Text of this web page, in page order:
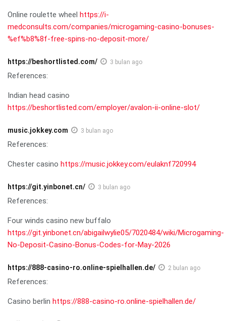
Online roulette wheel https://i-
medconsults.com/companies/microgaming-casino-bonuses-
%ef%b8%8f-free-spins-no-deposit-more/
https://beshortlisted.com/ 3 bulan ago
References:
Indian head casino
https://beshortlisted.com/employer/avalon-ii-online-slot/
music.jokkey.com 3 bulan ago
References:
Chester casino https://music.jokkey.com/eulaknf720994
https://git.yinbonet.cn/ 3 bulan ago
References:
Four winds casino new buffalo
https://git.yinbonet.cn/abigailwylie05/7020484/wiki/Microgaming-
No-Deposit-Casino-Bonus-Codes-for-May-2026
https://888-casino-ro.online-spielhallen.de/ 2 bulan ago
References:
Casino berlin https://888-casino-ro.online-spielhallen.de/